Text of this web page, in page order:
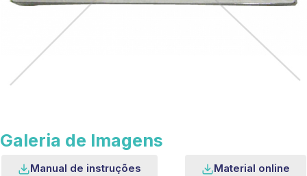
Galeria de Imagens
Manual de instruções Material online